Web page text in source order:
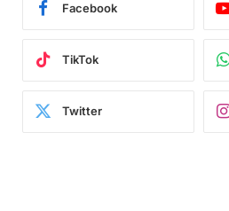
Facebook
TikTok
Twitter